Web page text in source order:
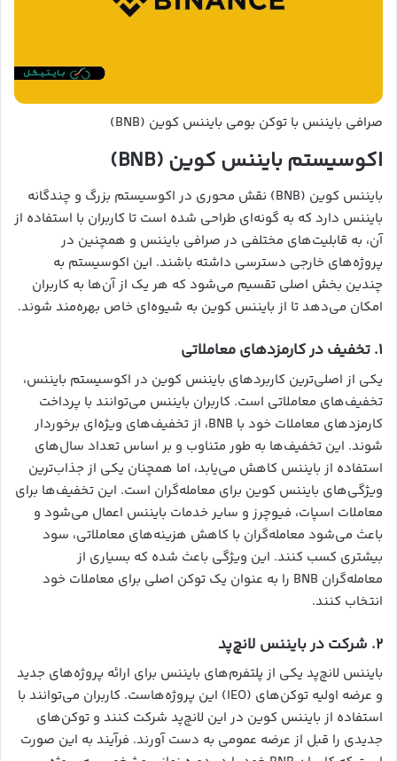
صرافی بایننس با توکن بومی بایننس کوین (BNB)
اکوسیستم بایننس کوین (BNB)
بایننس کوین (BNB) نقش محوری در اکوسیستم بزرگ و چندگانه
بایننس دارد که به گونه‌ای طراحی شده است تا کاربران با استفاده از
آن، به قابلیت‌های مختلفی در صرافی بایننس و همچنین در
پروژه‌های خارجی دسترسی داشته باشند. این اکوسیستم به
چندین بخش اصلی تقسیم می‌شود که هر یک از آن‌ها به کاربران
امکان می‌دهد تا از بایننس کوین به شیوه‌ای خاص بهره‌مند شوند.
۱. تخفیف در کارمزدهای معاملاتی
یکی از اصلی‌ترین کاربردهای بایننس کوین در اکوسیستم بایننس،
تخفیف‌های معاملاتی است. کاربران بایننس می‌توانند با پرداخت
کارمزدهای معاملات خود با BNB، از تخفیف‌های ویژه‌ای برخوردار
شوند. این تخفیف‌ها به طور متناوب و بر اساس تعداد سال‌های
استفاده از بایننس کاهش می‌یابد، اما همچنان یکی از جذاب‌ترین
ویژگی‌های بایننس کوین برای معامله‌گران است. این تخفیف‌ها برای
معاملات اسپات، فیوچرز و سایر خدمات بایننس اعمال می‌شود و
باعث می‌شود معامله‌گران با کاهش هزینه‌های معاملاتی، سود
بیشتری کسب کنند. این ویژگی باعث شده که بسیاری از
معامله‌گران BNB را به عنوان یک توکن اصلی برای معاملات خود
انتخاب کنند.
۲. شرکت در بایننس لانچ‌پد
بایننس لانچ‌پد یکی از پلتفرم‌های بایننس برای ارائه پروژه‌های جدید
و عرضه اولیه توکن‌های (IEO) این پروژه‌هاست. کاربران می‌توانند با
استفاده از بایننس کوین در این لانچ‌پد شرکت کنند و توکن‌های
جدیدی را قبل از عرضه عمومی به دست آورند. فرآیند به این صورت